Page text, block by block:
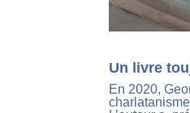
Un livre
En 2020,